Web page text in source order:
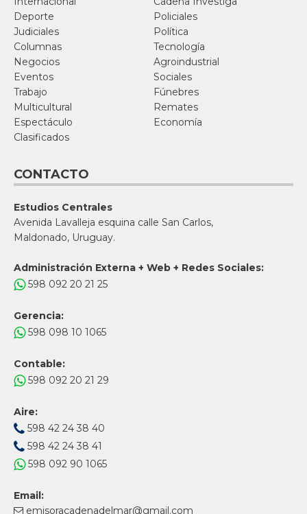
Deporte
Policiales
Judiciales
Política
Columnas
Tecnología
Negocios
Agroindustrial
Eventos
Sociales
Trabajo
Fúnebres
Multicultural
Remates
Espectáculo
Economía
Clasificados
CONTACTO
Estudios Centrales
Avenida Lavalleja esquina calle San Carlos,
Maldonado, Uruguay.
Administración Externa + Web + Redes Sociales:
598 092 20 21 25
Gerencia:
598 098 10 1065
Contable:
598 092 20 21 29
Aire:
598 42 24 38 40
598 42 24 38 41
598 092 90 1065
Email:
emisoracadenadelmar@gmail.com